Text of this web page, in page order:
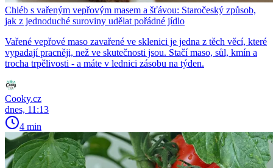
Chléb s vařeným vepřovým masem a šťávou: Staročeský způsob,
jak z jednoduché suroviny udělat pořádné jídlo
Vařené vepřové maso zavařené ve sklenici je jedna z těch věcí, které
vypadají pracněji, než ve skutečnosti jsou. Stačí maso, sůl, kmín a
trocha trpělivosti - a máte v lednici zásobu na týden.
Cooky.cz
dnes, 11:13
4 min